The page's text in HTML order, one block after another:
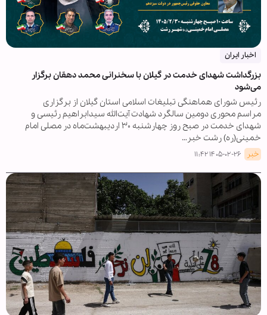
اخبار ایران
بزرگداشت شهدای خدمت در گیلان با سخنرانی محمد دهقان برگزار
می‌شود
رئیس شورای هماهنگی تبلیغات اسلامی استان گیلان از برگزاری
مراسم محوری دومین سالگرد شهادت آیت‌الله سیدابراهیم رئیسی و
شهدای خدمت در صبح روز چهارشنبه ۳۰ اردیبهشت‌ماه در مصلی امام
خمینی(ره) رشت خبر…
خبر ۱۴۰۵-۰۲-۲۶ ۱۱:۴۲